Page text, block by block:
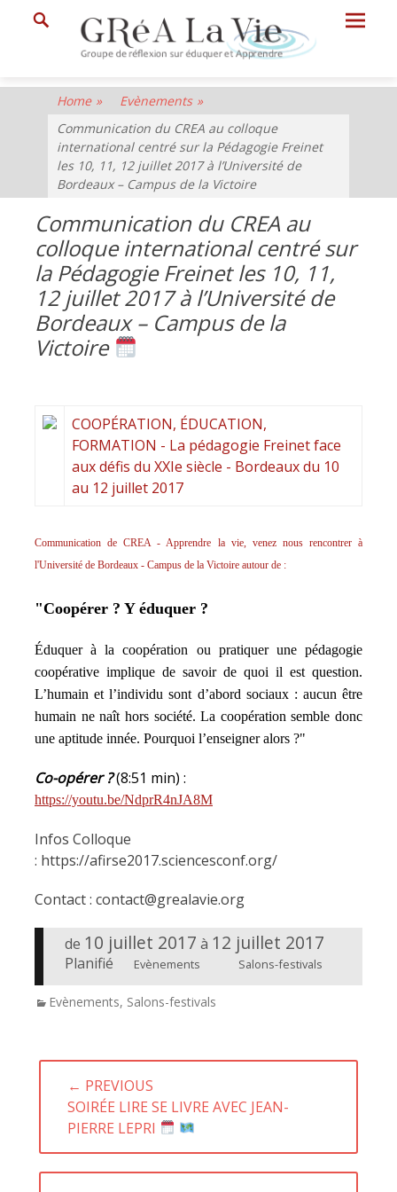
GRéA
La
Vie
Groupe
Réflexion
sur
Eduquer
et
Apprendre
Menu
Home » Evènements »
Communication du CREA au colloque
international centré sur la Pédagogie Freinet
les 10, 11, 12 juillet 2017 à l’Université de
Bordeaux – Campus de la Victoire
Communication du CREA au
colloque international centré sur
la Pédagogie Freinet les 10, 11,
12 juillet 2017 à l’Université de
Bordeaux – Campus de la
Victoire
COOPÉRATION, ÉDUCATION,
FORMATION - La pédagogie Freinet face
aux défis du XXIe siècle - Bordeaux du 10
au 12 juillet 2017
Communication de CREA - Apprendre la vie, venez nous rencontrer à
l'Université de Bordeaux - Campus de la Victoire autour de :
"Coopérer ? Y éduquer ?
Éduquer à la coopération ou pratiquer une pédagogie
coopérative implique de savoir de quoi il est question.
L’humain et l’individu sont d’abord sociaux : aucun être
humain ne naît hors société. La coopération semble donc
une aptitude innée. Pourquoi l’enseigner alors ?"
Co-opérer ?(8:51 min) :
https://youtu.be/NdprR4nJA8M
Infos Colloque
: https://afirse2017.sciencesconf.org/
Contact : contact@grealavie.org
de 10 juillet 2017 à 12 juillet 2017
Planifié Evènements Salons-festivals
Categories
Evènements, Salons-festivals
Navigation
l’article
← PREVIOUS
PREVIOUS
POST:
SOIRÉE LIRE SE LIVRE AVEC JEAN-
PIERRE LEPRI